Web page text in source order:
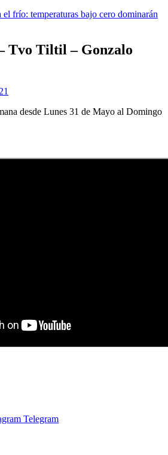
frío: temperaturas bajo cero dominarán
Tvo Tiltil – Gonzalo
desde Lunes 31 de Mayo al Domingo
Telegram